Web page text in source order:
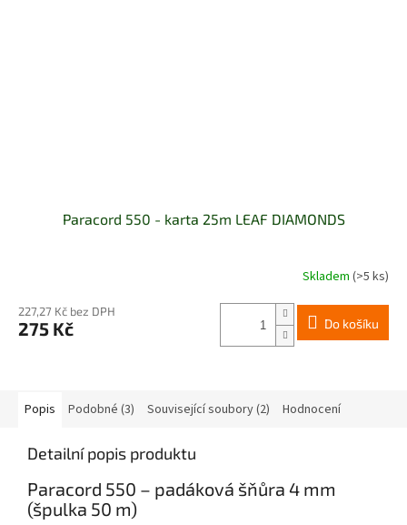
Paracord 550 - karta 25m LEAF DIAMONDS
Skladem (>5 ks)
227,27 Kč bez DPH
275 Kč Do košíku
Popis Podobné (3) Související soubory (2) Hodnocení
Detailní popis produktu
Paracord 550 – padáková šňůra 4 mm
(špulka 50 m)